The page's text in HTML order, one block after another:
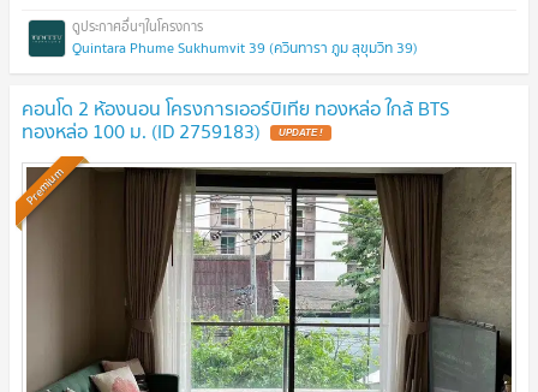
Quintara Phume Sukhumvit 39 (ควินทารา ภูม สุขุมวิท 39)
คอนโด 2 ห้องนอน โครงการเออร์บิเทีย ทองหล่อ ใกล้ BTS
ทองหล่อ 100 ม. (ID 2759183) UPDATE !
Premium